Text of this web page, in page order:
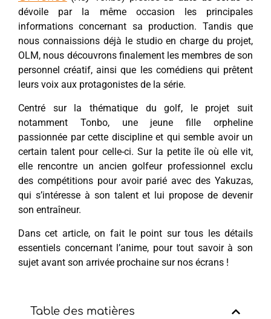
dévoile par la même occasion les principales
informations concernant sa production. Tandis que
nous connaissions déjà le studio en charge du projet,
OLM, nous découvrons finalement les membres de son
personnel créatif, ainsi que les comédiens qui prêtent
leurs voix aux protagonistes de la série.
Centré sur la thématique du golf, le projet suit
notamment Tonbo, une jeune fille orpheline
passionnée par cette discipline et qui semble avoir un
certain talent pour celle-ci. Sur la petite île où elle vit,
elle rencontre un ancien golfeur professionnel exclu
des compétitions pour avoir parié avec des Yakuzas,
qui s’intéresse à son talent et lui propose de devenir
son entraîneur.
Dans cet article, on fait le point sur tous les détails
essentiels concernant l’anime, pour tout savoir à son
sujet avant son arrivée prochaine sur nos écrans !
Table des matières